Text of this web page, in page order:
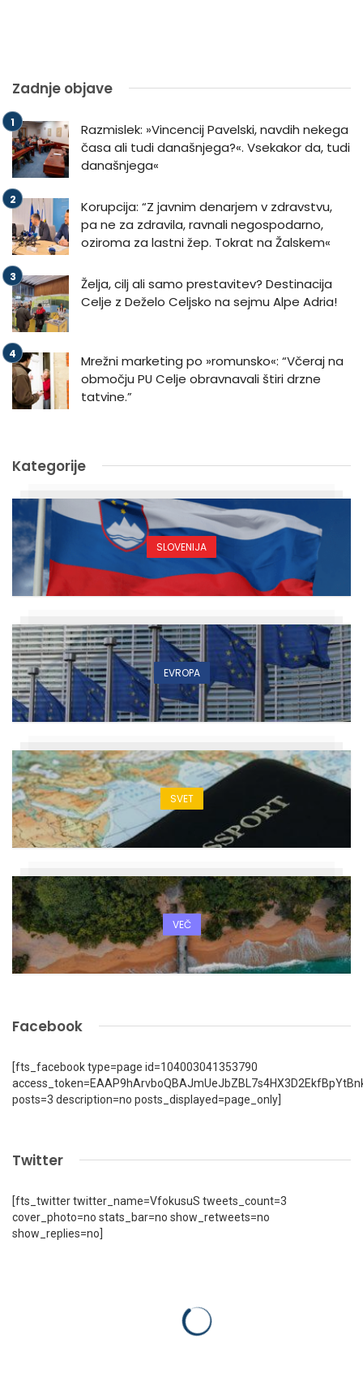
Zadnje objave
Razmislek: »Vincencij Pavelski, navdih nekega
časa ali tudi današnjega?«. Vsekakor da, tudi
današnjega«
Korupcija: “Z javnim denarjem v zdravstvu,
pa ne za zdravila, ravnali negospodarno,
oziroma za lastni žep. Tokrat na Žalskem«
Želja, cilj ali samo prestavitev? Destinacija
Celje z Deželo Celjsko na sejmu Alpe Adria!
Mrežni marketing po »romunsko«: “Včeraj na
območju PU Celje obravnavali štiri drzne
tatvine.”
Kategorije
SLOVENIJA
EVROPA
SVET
VEČ
Facebook
[fts_facebook type=page id=104003041353790
posts=3 description=no posts_displayed=page_only]
Twitter
[fts_twitter twitter_name=VfokusuS tweets_count=3
cover_photo=no stats_bar=no show_retweets=no
show_replies=no]